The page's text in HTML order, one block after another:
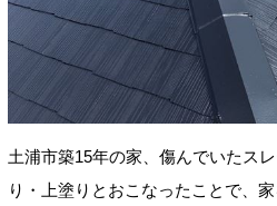
土浦市築15年の家、傷んでいたス
り・上塗りとおこなったことで、